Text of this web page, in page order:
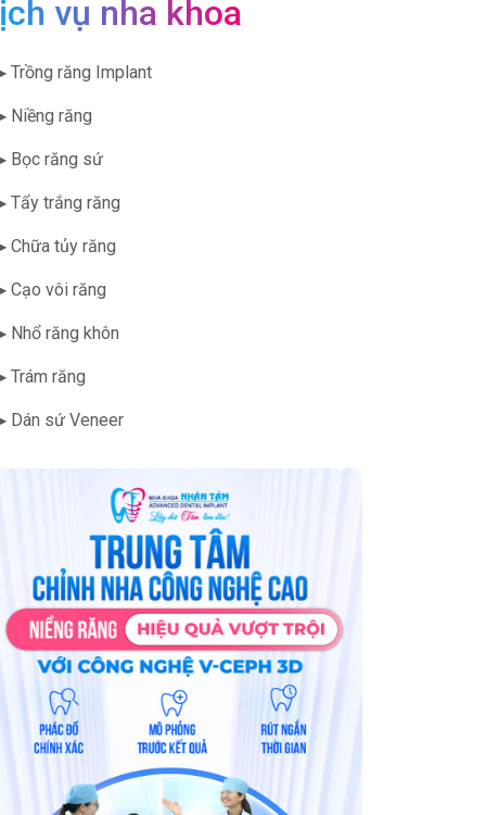
vụ nha khoa
Trồng răng Implant
Niềng răng
Bọc răng sứ
Tẩy trắng răng
Chữa tủy răng
Cạo vôi răng
Nhổ răng khôn
Trám răng
Dán sứ Veneer